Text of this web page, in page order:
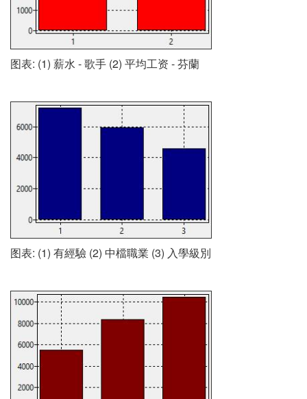
图表: (1) 薪水 - 歌手 (2) 平均工资 - 芬蘭
图表: (1) 有經驗 (2) 中檔職業 (3) 入學級別